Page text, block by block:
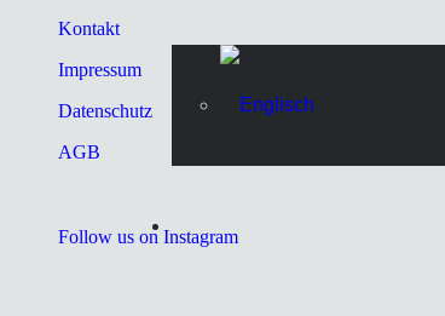
Kontakt
Impressum
Datenschutz
AGB
Follow us on Instagram